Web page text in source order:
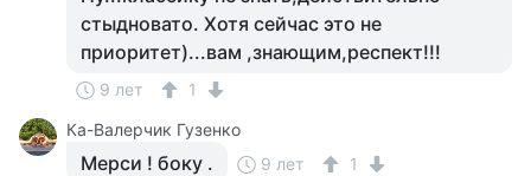
стыдновато. Хотя сейчас это не
приоритет)...вам ,знающим,респект!!!
9 лет
1
Ка-Валерчик Гузенко
Мерси ! боку . 9 лет 1